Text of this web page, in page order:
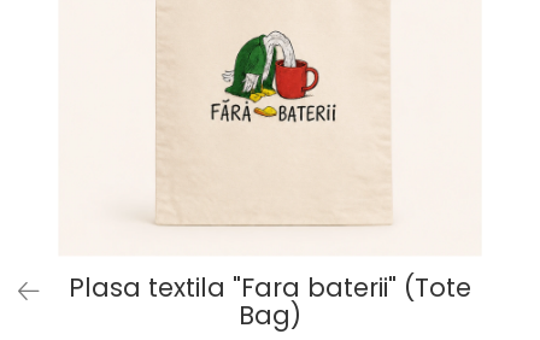
Plasa textila "Fara baterii" (Tote
Bag)